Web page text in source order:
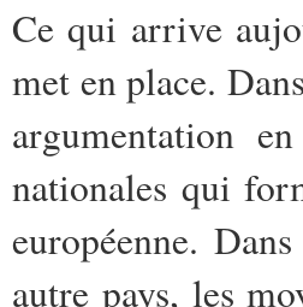
Ce qui arrive
met en place.
argumentation
nationales qui
européenne.
autre pays, les